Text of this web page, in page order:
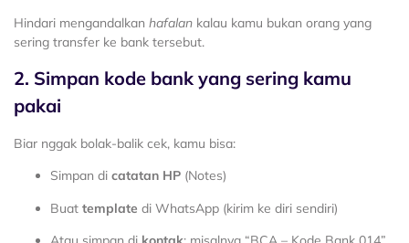
Hindari mengandalkan hafalan kalau kamu bukan orang yang
sering transfer ke bank tersebut.
2. Simpan kode bank yang sering kamu
pakai
Biar nggak bolak-balik cek, kamu bisa:
Simpan di catatan HP (Notes)
Buat template di WhatsApp (kirim ke diri sendiri)